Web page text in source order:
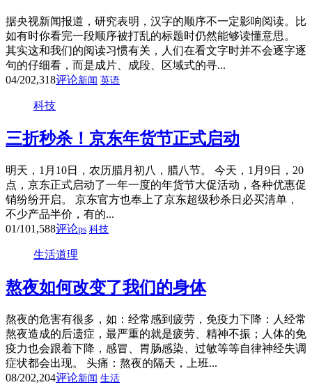
据央视新闻报道，研究表明，汉字的顺序不一定影响阅读。比
如有时你看完一段顺序被打乱的标题时仍然能够读懂意思。
其实这和我们的阅读习惯有关，人们在看文字时并不会逐字逐
句的仔细看，而是成片、成段、区域式的寻...
04/202,318评论新闻 英语
科技
三折秒杀！京东年货节正式启动
明天，1月10日，农历腊月初八，腊八节。 今天，1月9日，20
点，京东正式启动了一年一度的年货节大促活动，各种优惠促
销纷纷开启。 京东官方也奉上了京东超级秒杀日必买清单，
不少产品半价，有的...
01/101,588评论ps 科技
生活道理
熬夜如何改变了我们的身体
熬夜的危害有很多，如：经常感到疲劳，免疫力下降：人经常
熬夜造成的后遗症，最严重的就是疲劳、精神不振；人体的免
疫力也会跟着下降，感冒、胃肠感染、过敏等等自律神经失调
症状都会出现。 头痛：熬夜的隔天，上班...
08/202,204评论新闻 生活